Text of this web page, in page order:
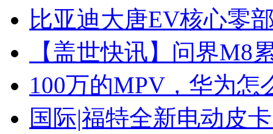
比亚迪大唐EV核心零
【盖世快讯】问界M8
100万的MPV，华为怎
国际|福特全新电动皮